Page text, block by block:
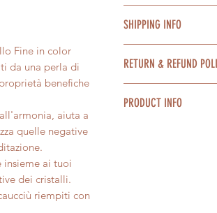
Fine in color
da una perla di
benefiche
aiuta a
quelle negative
insieme ai tuoi
dei cristalli.
riempiti con
tramite bonifico
Paypal.
E' possibile pagare
Condizioni generali
SHIPPING INFO
2/4 giorni
Confezioniamo
bisogno di un
RETURN & REFUND
possibile restituire
PRODUCT INFO